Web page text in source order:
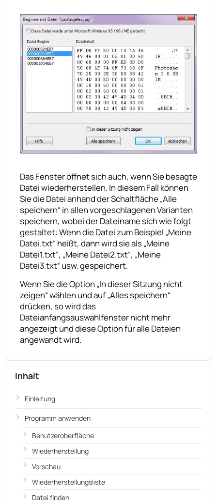
Das Fenster öffnet sich auch, wenn Sie besagte
Datei wiederherstellen. In diesem Fall können
Sie die Datei anhand der Schaltfläche „Alle
speichern“ in allen vorgeschlagenen Varianten
speichern, wobei der Dateiname sich wie folgt
gestaltet: Wenn die Datei zum Beispiel „Meine
Datei.txt“ heißt, dann wird sie als „Meine
Datei1.txt“, „Meine Datei2.txt“, „Meine
Datei3.txt“ usw. gespeichert.
Wenn Sie die Option „In dieser Sitzung nicht
zeigen“ wählen und auf „Alles speichern“
drücken, so wird das
Dateianfangsauswahlfenster nicht mehr
angezeigt und diese Option für alle Dateien
angewandt wird.
Inhalt
Einleitung
Programm anwenden
Benutzeroberfläche
Wiederherstellung
Vorschau
Wiederherstellungsliste
Datei finden